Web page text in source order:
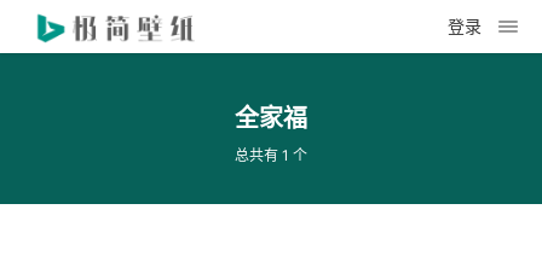
登录
全家福
总共有 1 个